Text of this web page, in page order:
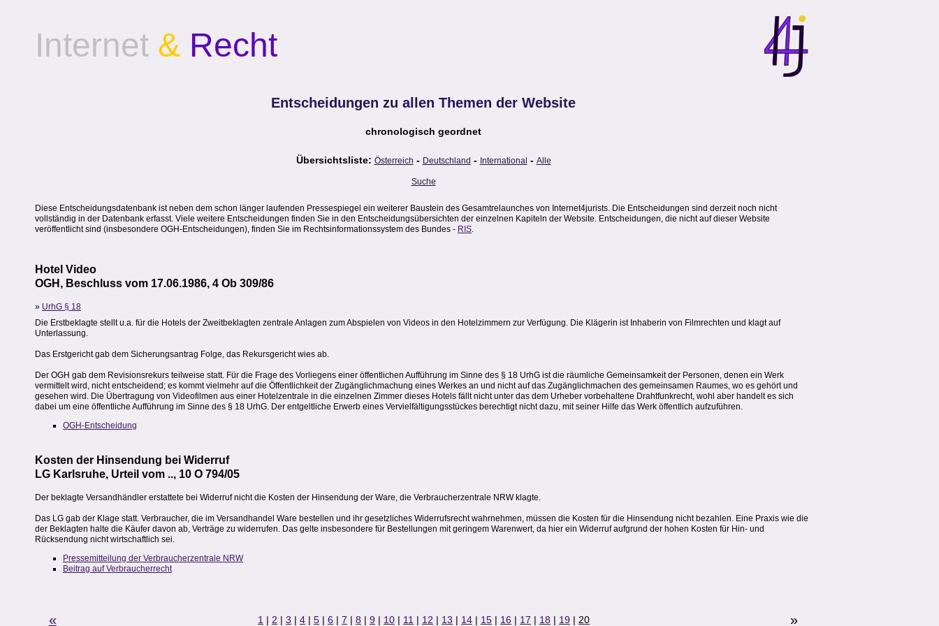
Internet & Recht
Entscheidungen zu allen Themen der Website
chronologisch geordnet
Übersichtsliste: Österreich - Deutschland - International - Alle
Suche
Diese Entscheidungsdatenbank ist neben dem schon länger laufenden Pressespiegel ein weiterer Baustein des Gesamtrelaunches von Internet4jurists. Die Entscheidungen sind derzeit noch nicht
vollständig in der Datenbank erfasst. Viele weitere Entscheidungen finden Sie in den Entscheidungsübersichten der einzelnen Kapiteln der Website. Entscheidungen, die nicht auf dieser Website
veröffentlicht sind (insbesondere OGH-Entscheidungen), finden Sie im Rechtsinformationssystem des Bundes - RIS.
Hotel Video
OGH, Beschluss vom 17.06.1986, 4 Ob 309/86
» UrhG § 18
Die Erstbeklagte stellt u.a. für die Hotels der Zweitbeklagten zentrale Anlagen zum Abspielen von Videos in den Hotelzimmern zur Verfügung. Die Klägerin ist Inhaberin von Filmrechten und klagt auf
Unterlassung.
Das Erstgericht gab dem Sicherungsantrag Folge, das Rekursgericht wies ab.
Der OGH gab dem Revisionsrekurs teilweise statt. Für die Frage des Vorliegens einer öffentlichen Aufführung im Sinne des § 18 UrhG ist die räumliche Gemeinsamkeit der Personen, denen ein Werk
vermittelt wird, nicht entscheidend; es kommt vielmehr auf die Öffentlichkeit der Zugänglichmachung eines Werkes an und nicht auf das Zugänglichmachen des gemeinsamen Raumes, wo es gehört und
gesehen wird. Die Übertragung von Videofilmen aus einer Hotelzentrale in die einzelnen Zimmer dieses Hotels fällt nicht unter das dem Urheber vorbehaltene Drahtfunkrecht, wohl aber handelt es sich
dabei um eine öffentliche Aufführung im Sinne des § 18 UrhG. Der entgeltliche Erwerb eines Vervielfältigungsstückes berechtigt nicht dazu, mit seiner Hilfe das Werk öffentlich aufzuführen.
OGH-Entscheidung
Kosten der Hinsendung bei Widerruf
LG Karlsruhe, Urteil vom .., 10 O 794/05
Der beklagte Versandhändler erstattete bei Widerruf nicht die Kosten der Hinsendung der Ware, die Verbraucherzentrale NRW klagte.
Das LG gab der Klage statt. Verbraucher, die im Versandhandel Ware bestellen und ihr gesetzliches Widerrufsrecht wahrnehmen, müssen die Kosten für die Hinsendung nicht bezahlen. Eine Praxis wie die
der Beklagten halte die Käufer davon ab, Verträge zu widerrufen. Das gelte insbesondere für Bestellungen mit geringem Warenwert, da hier ein Widerruf aufgrund der hohen Kosten für Hin- und
Rücksendung nicht wirtschaftlich sei.
Pressemitteilung der Verbraucherzentrale NRW
Beitrag auf Verbraucherrecht
« 1 | 2 | 3 | 4 | 5 | 6 | 7 | 8 | 9 | 10 | 11 | 12 | 13 | 14 | 15 | 16 | 17 | 18 | 19 | 20 »